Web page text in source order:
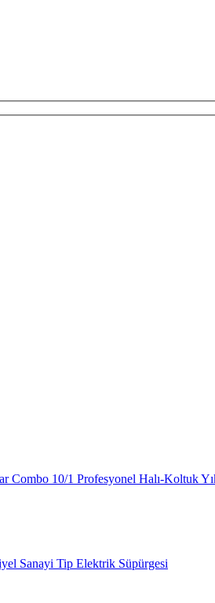
Combo 10/1 Profesyonel Halı-Koltuk
Sanayi Tip Elektrik Süpürgesi